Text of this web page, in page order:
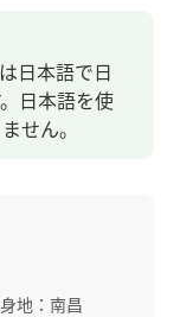
日本語で日
日本語を使
せん。
地： 南昌